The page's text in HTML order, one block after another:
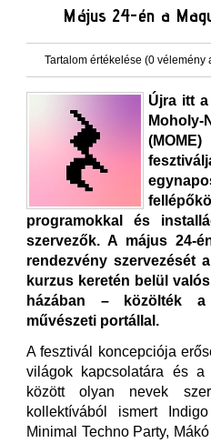
Május 24-én a
Tartalom értékelése (0 vélemény
Újra itt
Moholy-
programokkal és
szervezők. A május 24-
rendezvény szervezését
kurzus keretén belül
házában – közölték
művészeti portállal.
A fesztivál koncepciója
világok kapcsolatára és a
között olyan nevek
kollektívából ismert
Minimal Techno Party,